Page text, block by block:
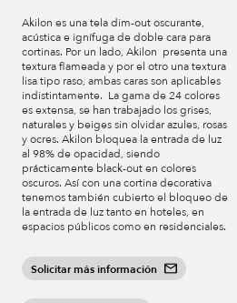
Akilon es una tela dim-out oscurante,
acústica e ignífuga de doble cara para
cortinas. Por un lado, Akilon presenta una
textura flameada y por el otro una textura
lisa tipo raso, ambas caras son aplicables
indistintamente. La gama de 24 colores
es extensa, se han trabajado los grises,
naturales y beiges sin olvidar azules, rosas
y ocres. Akilon bloquea la entrada de luz
al 98% de opacidad, siendo
prácticamente black-out en colores
oscuros. Así con una cortina decorativa
tenemos también cubierto el bloqueo de
la entrada de luz tanto en hoteles, en
espacios públicos como en residenciales.
Solicitar más información